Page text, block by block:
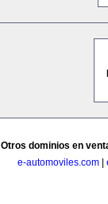
Otros dominios en
e-automoviles.com